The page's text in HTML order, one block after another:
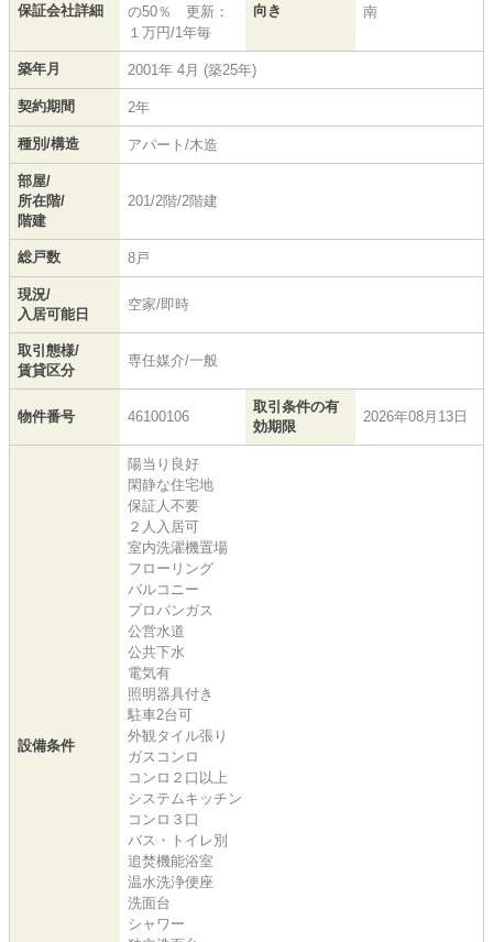
保証会社詳細
の50％ 更新：
１万円/1年毎
向き 南
築年月 2001年 4月 (築25年)
契約期間 2年
種別/構造 アパート/木造
部屋/
所在階/
階建
201/2階/2階建
総戸数 8戸
現況/
入居可能日
空家/即時
取引態様/
賃貸区分
専任媒介/一般
物件番号 46100106
取引条件の有
効期限
2026年08月13日
設備条件
陽当り良好
閑静な住宅地
保証人不要
２人入居可
室内洗濯機置場
フローリング
バルコニー
プロパンガス
公営水道
公共下水
電気有
照明器具付き
駐車2台可
外観タイル張り
ガスコンロ
コンロ２口以上
システムキッチン
コンロ３口
バス・トイレ別
追焚機能浴室
温水洗浄便座
洗面台
シャワー